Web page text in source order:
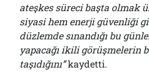
ateşkes süreci başta olmak
siyasi hem enerji güvenliği
düzlemde sınandığı bu
yapacağı ikili görüşmelerin
taşıdığını”kaydetti.